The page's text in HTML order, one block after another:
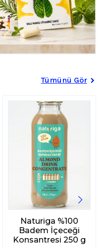
Tümünü Gör
Naturiga %100
Badem İçeceği
Konsantresi 250 g